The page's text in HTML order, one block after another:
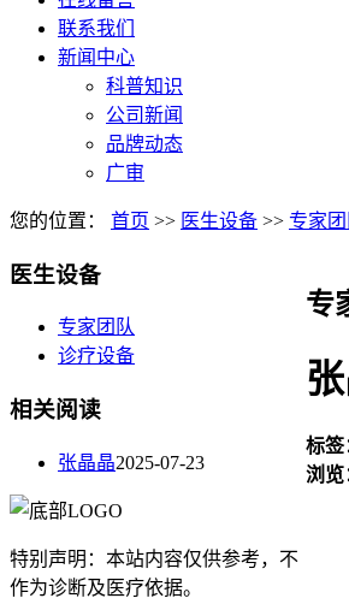
联系我们
新闻中心
科普知识
公司新闻
品牌动态
广审
您的位置： 首页 >> 医生设备 >> 专家团
专
标签
浏览
医生设备
专家团队
诊疗设备
相关阅读
张晶晶2025-07-23
特别声明：本站内容仅供参考，不
作为诊断及医疗依据。